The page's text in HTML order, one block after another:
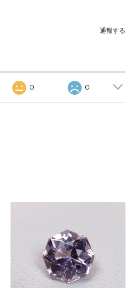
通報する
0 0